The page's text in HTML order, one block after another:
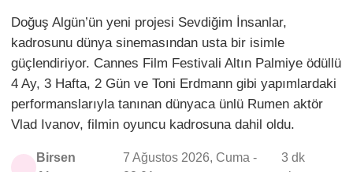
Doğuş Algün’ün yeni projesi Sevdiğim İnsanlar,
kadrosunu dünya sinemasından usta bir isimle
güçlendiriyor. Cannes Film Festivali Altın Palmiye ödüllü
4 Ay, 3 Hafta, 2 Gün ve Toni Erdmann gibi yapımlardaki
performanslarıyla tanınan dünyaca ünlü Rumen aktör
Vlad Ivanov, filmin oyuncu kadrosuna dahil oldu.
Birsen
7 Ağustos 2026, Cuma -
3 dk